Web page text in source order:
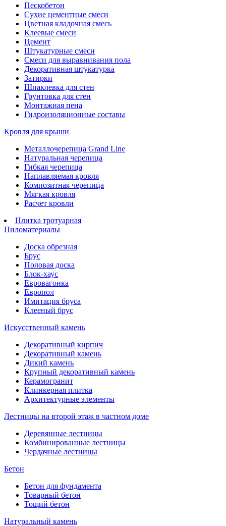
Пескобетон
Сухие цементные смеси
Цветная кладочная смесь
Клеевые смеси
Цемент
Штукатурные смеси
Смеси для выравнивания пола
Декоративная штукатурка
Затирки
Шпаклевка для стен
Грунтовка для стен
Монтажная пена
Гидроизоляционные составы
Кровля для крыши
Металлочерепица Grand Line
Натуральная черепица
Гибкая черепица
Наплавляемая кровля
Композитная черепица
Мягкая кровля
Расчет кровли
Плитка тротуарная
Пиломатериалы
Доска обрезная
Брус
Половая доска
Блок-хаус
Евровагонка
Европол
Имитация бруса
Клееный брус
Искусственный камень
Декоративный кирпич
Декоративный камень
Дикий камень
Крупный декоративный камень
Керамогранит
Клинкерная плитка
Архитектурные элементы
Лестницы на второй этаж в частном доме
Деревянные лестницы
Комбинированные лестницы
Чердачные лестницы
Бетон
Бетон для фундамента
Товарный бетон
Тощий бетон
Натуральный камень